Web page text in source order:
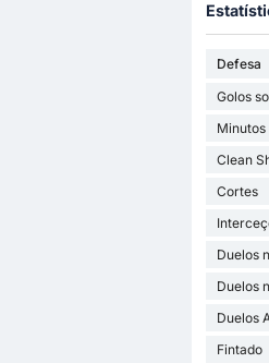
Defesa
Golos
Minutos
Clean
Cortes
Duelos
Duelos
Duelos
Fintado